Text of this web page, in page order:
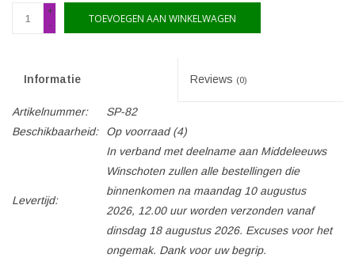
+
-
TOEVOEGEN AAN WINKELWAGEN
Informatie Reviews (0)
Artikelnummer:
SP-82
Beschikbaarheid:
Op voorraad(4)
Levertijd:
In verband met deelname aan Middeleeuws
Winschoten zullen alle bestellingen die
binnenkomen na maandag 10 augustus
2026, 12.00 uur worden verzonden vanaf
dinsdag 18 augustus 2026. Excuses voor het
ongemak. Dank voor uw begrip.